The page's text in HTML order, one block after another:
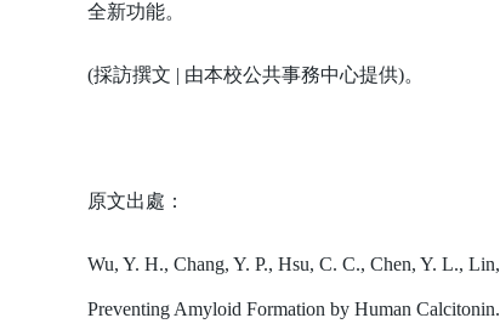
全新功能。
(採訪撰文 | 由本校公共事務中心提供)。
原文出處：
Wu, Y. H., Chang, Y. P., Hsu, C. C., Chen, Y. L.,
Preventing Amyloid Formation by Human Calcitonin.